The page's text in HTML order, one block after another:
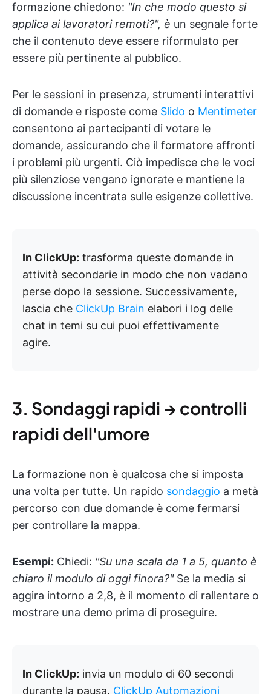
formazione chiedono: "In che modo questo si
applica ai lavoratori remoti?", è un segnale forte
che il contenuto deve essere riformulato per
essere più pertinente al pubblico.
Per le sessioni in presenza, strumenti interattivi
di domande e risposte come Slido o Mentimeter
consentono ai partecipanti di votare le
domande, assicurando che il formatore affronti
i problemi più urgenti. Ciò impedisce che le voci
più silenziose vengano ignorate e mantiene la
discussione incentrata sulle esigenze collettive.
In ClickUp: trasforma queste domande in
attività secondarie in modo che non vadano
perse dopo la sessione. Successivamente,
lascia che ClickUp Brain elabori i log delle
chat in temi su cui puoi effettivamente
agire.
3. Sondaggi rapidi → controlli
rapidi dell'umore
La formazione non è qualcosa che si imposta
una volta per tutte. Un rapido sondaggio a metà
percorso con due domande è come fermarsi
per controllare la mappa.
Esempi: Chiedi: "Su una scala da 1 a 5, quanto è
chiaro il modulo di oggi finora?"Se la media si
aggira intorno a 2,8, è il momento di rallentare o
mostrare una demo prima di proseguire.
In ClickUp: invia un modulo di 60 secondi
durante la pausa. ClickUp Automazioni